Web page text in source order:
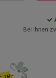
Bei Ihnen